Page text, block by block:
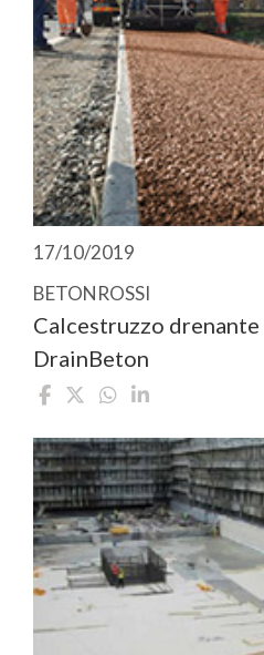
17/10/2019
BETONROSSI
Calcestruzzo
DrainBeton